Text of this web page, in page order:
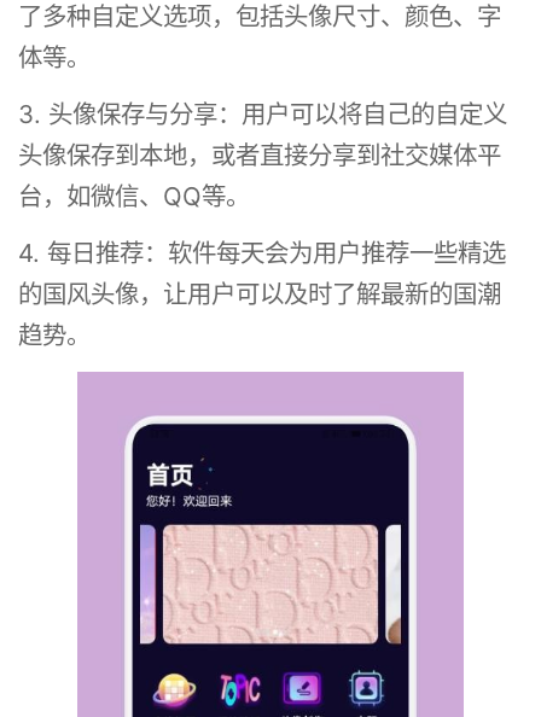
了多种自定义选项，包括头像尺寸、颜色、字
体等。
3. 头像保存与分享：用户可以将自己的自定义
头像保存到本地，或者直接分享到社交媒体平
台，如微信、QQ等。
4. 每日推荐：软件每天会为用户推荐一些精选
的国风头像，让用户可以及时了解最新的国潮
趋势。